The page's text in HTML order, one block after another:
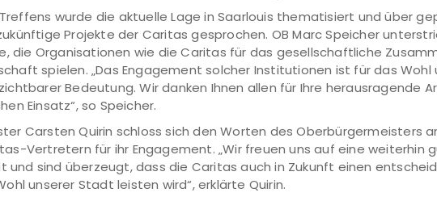
wurde die aktuelle Lage in Saarlouis thematisiert und über
Projekte der Caritas gesprochen. OB Marc Speicher
die Organisationen wie die Caritas für das gesellschaftliche
spielen. „Das Engagement solcher Institutionen ist für das Wohl
Bedeutung. Wir danken Ihnen allen für Ihre herausragende
Einsatz“, so Speicher.
Carsten Quirin schloss sich den Worten des Oberbürgermeisters
Vertretern für ihr Engagement. „Wir freuen uns auf eine weiterhin
und sind überzeugt, dass die Caritas auch in Zukunft einen
unserer Stadt leisten wird“, erklärte Quirin.